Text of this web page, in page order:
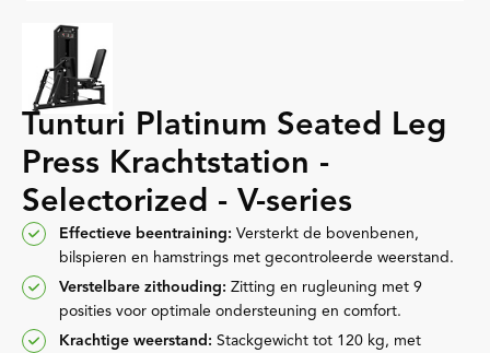
Tunturi Platinum Seated Leg
Press Krachtstation -
Selectorized - V-series
Effectieve beentraining: Versterkt de bovenbenen,
bilspieren en hamstrings met gecontroleerde weerstand.
Verstelbare zithouding: Zitting en rugleuning met 9
posities voor optimale ondersteuning en comfort.
Krachtige weerstand: Stackgewicht tot 120 kg, met